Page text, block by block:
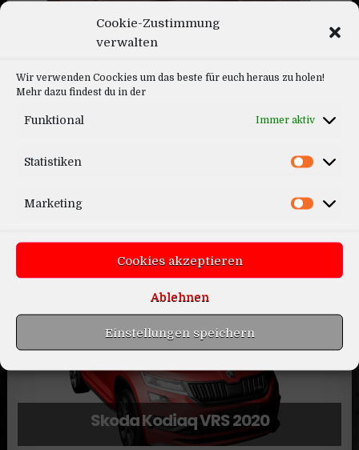
Cookie-Zustimmung
verwalten
Wir verwenden Coockies um das beste für euch heraus zu holen!
Mehr dazu findest du in der
Funktional Immer aktiv
Statistiken
Marketing
Cookies akzeptieren
Ablehnen
Einstellungen speichern
Mercedes E-Estate 2020
Skoda Kodiaq VRS 2020